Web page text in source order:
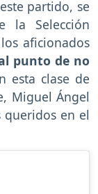
partido, se
la Selección
aficionados
punto de no
esta clase de
Miguel Ángel
queridos en el